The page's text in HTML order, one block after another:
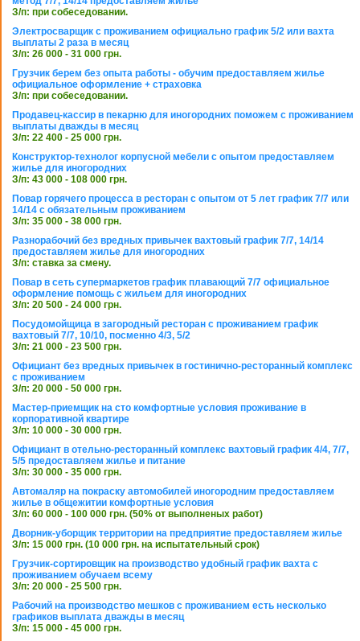
З/п: при собеседовании.
Электросварщик с проживанием официально график 5/2 или вахта
выплаты 2 раза в месяц
З/п: 26 000 - 31 000 грн.
Грузчик берем без опыта работы - обучим предоставляем жилье
официальное оформление + страховка
З/п: при собеседовании.
Продавец-кассир в пекарню для иногородних поможем с проживанием
выплаты дважды в месяц
З/п: 22 400 - 25 000 грн.
Конструктор-технолог корпусной мебели с опытом предоставляем
жилье для иногородних
З/п: 43 000 - 108 000 грн.
Повар горячего процесса в ресторан с опытом от 5 лет график 7/7 или
14/14 с обязательным проживанием
З/п: 35 000 - 38 000 грн.
Разнорабочий без вредных привычек вахтовый график 7/7, 14/14
предоставляем жилье для иногородних
З/п: ставка за смену.
Повар в сеть супермаркетов график плавающий 7/7 официальное
оформление помощь с жильем для иногородних
З/п: 20 500 - 24 000 грн.
Посудомойщица в загородный ресторан с проживанием график
вахтовый 7/7, 10/10, посменно 4/3, 5/2
З/п: 21 000 - 23 500 грн.
Официант без вредных привычек в гостинично-ресторанный комплекс
с проживанием
З/п: 20 000 - 50 000 грн.
Мастер-приемщик на сто комфортные условия проживание в
корпоративной квартире
З/п: 10 000 - 30 000 грн.
Официант в отельно-ресторанный комплекс вахтовый график 4/4, 7/7,
5/5 предоставляем жилье и питание
З/п: 30 000 - 35 000 грн.
Автомаляр на покраску автомобилей иногородним предоставляем
жилье в общежитии комфортные условия
З/п: 60 000 - 100 000 грн. (50% от выполненых работ)
Дворник-уборщик территории на предприятие предоставляем жилье
З/п: 15 000 грн. (10 000 грн. на испытательный срок)
Грузчик-сортировщик на производство удобный график вахта с
проживанием обучаем всему
З/п: 20 000 - 25 500 грн.
Рабочий на производство мешков с проживанием есть несколько
графиков выплата дважды в месяц
З/п: 15 000 - 45 000 грн.